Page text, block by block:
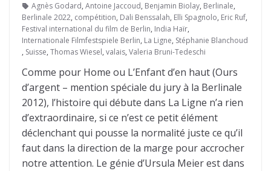
Agnès Godard, Antoine Jaccoud, Benjamin Biolay, Berlinale,
Berlinale 2022, compétition, Dali Benssalah, Elli Spagnolo, Eric Ruf,
Festival international du film de Berlin, India Haïr,
Internationale Filmfestspiele Berlin, La Ligne, Stéphanie Blanchoud
, Suisse, Thomas Wiesel, valais, Valeria Bruni-Tedeschi
Comme pour Home ou L’Enfant d’en haut (Ours
d’argent – mention spéciale du jury à la Berlinale
2012), l’histoire qui débute dans La Ligne n’a rien
d’extraordinaire, si ce n’est ce petit élément
déclenchant qui pousse la normalité juste ce qu’il
faut dans la direction de la marge pour accrocher
notre attention. Le génie d’Ursula Meier est dans